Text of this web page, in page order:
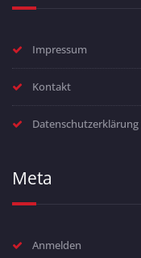
Impressum
Kontakt
Datenschutzerklärung
Meta
Anmelden